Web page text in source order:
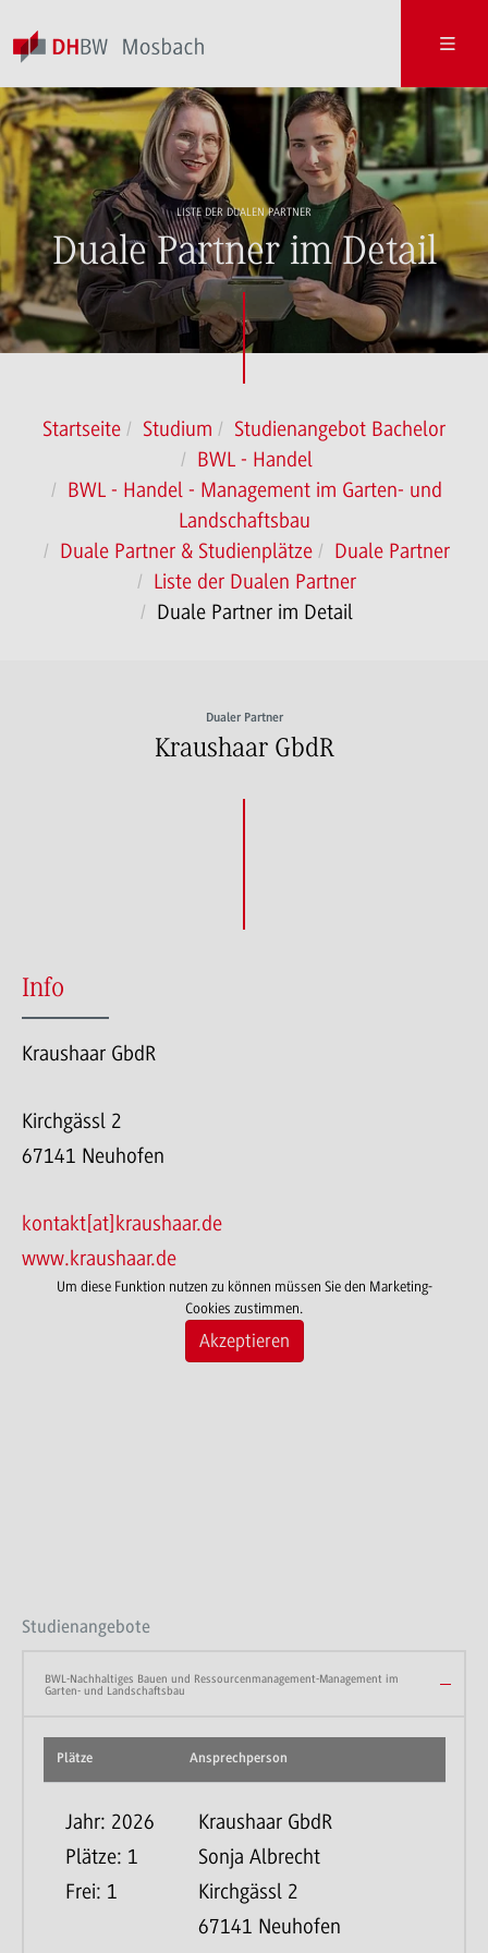
LISTE DER DUALEN PARTNER
Duale Partner im Detail
Startseite Studium
Studienangebot Bachelor
BWL - Handel
BWL - Handel - Management im Garten- und
Landschaftsbau
Duale Partner & Studienplätze
Duale Partner
Liste der Dualen Partner
Duale Partner im Detail
Dualer Partner
Kraushaar GbdR
Info
Kraushaar GbdR
Kirchgässl 2
67141 Neuhofen
kontakt[at]kraushaar.de
www.kraushaar.de
Um diese Funktion nutzen zu können müssen Sie den Marketing-
Cookies zustimmen.
Akzeptieren
Studienangebote
BWL-Nachhaltiges Bauen und Ressourcenmanagement-Management im
Garten- und Landschaftsbau
Plätze Ansprechperson
Jahr: 2026
Plätze: 1
Frei: 1
Kraushaar GbdR
Sonja Albrecht
Kirchgässl 2
67141 Neuhofen